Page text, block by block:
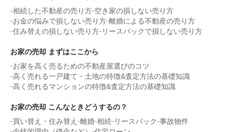
相続した不動産の売り方 空き家の損しない売り方
お金の悩みで損しない売り方 離婚による不動産の売り方
住み替えの損しない売り方 リースバックで損しない売り方
お家の売却 まずはここから
お家を高く売るための不動産屋選びのコツ
高く売れる一戸建て・土地の特徴&査定方法の基礎知識
高く売れるマンションの特徴&査定方法の基礎知識
お家の売却 こんなときどうするの？
買い替え・住み替え
離婚 相続 リースバック 事故物件